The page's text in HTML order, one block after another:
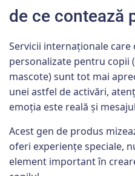
de ce contează
Servicii internaționale care
personalizate pentru copii
mascote) sunt tot mai
unei astfel de activări,
emoția este reală și
Acest gen de produs
oferi experiențe speciale,
element important în